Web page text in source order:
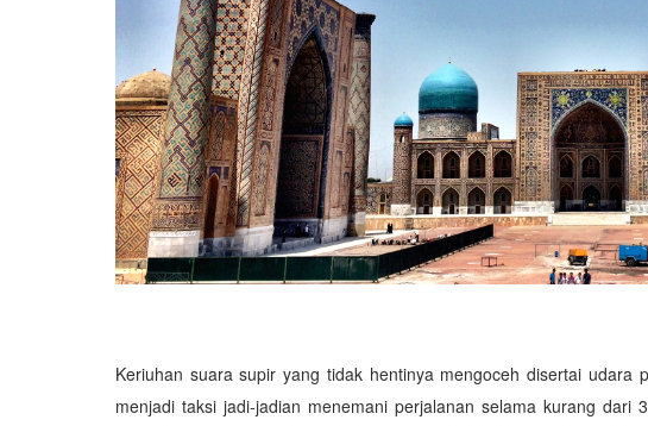
Keriuhan suara supir yang tidak hentinya mengoceh disertai
menjadi taksi jadi-jadian menemani perjalanan selama kurang